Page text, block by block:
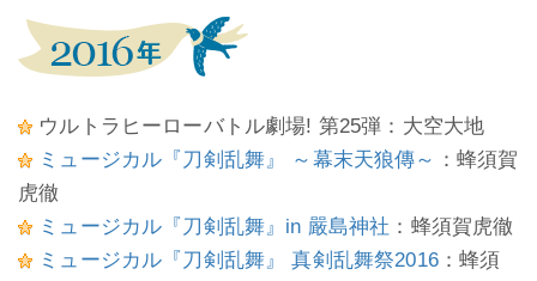
ウルトラヒーローバトル劇場! 第25弾：大空大地
ミュージカル『刀剣乱舞』 ～幕末天狼傳～ ：蜂須賀
虎徹
ミュージカル『刀剣乱舞』in 嚴島神社 ：蜂須賀虎徹
ミュージカル『刀剣乱舞』 真剣乱舞祭2016：蜂須